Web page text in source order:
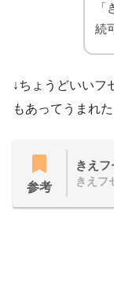
続
↓ちょうどいいフ
もあってうまれ
参考
きえ
きえフ